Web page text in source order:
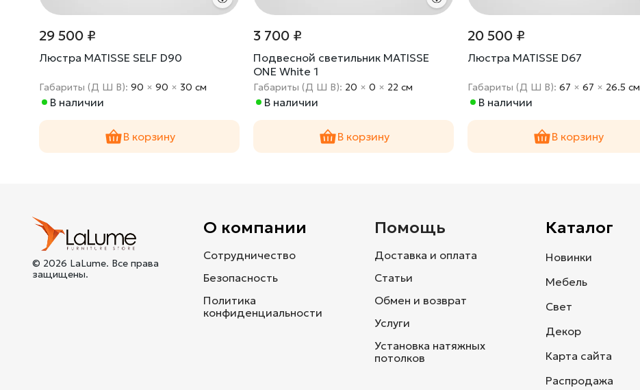
29 500 ₽
Люстра MATISSE SELF D90
Габариты (Д Ш В):90 ×90 × 30 cм
В наличии
В корзину
3 700 ₽
Подвесной светильник MATISSE
ONE White 1
Габариты (Д Ш В): 20 ×0 × 22 cм
В наличии
В корзину
20 500 ₽
Люстра MATISSE D67
Габариты (Д Ш В):67 ×67 × 26.5 cм
В наличии
В корзину
© 2026 LaLume. Все права
защищены.
О компании
Сотрудничество
Безопасность
Политика
конфиденциальности
Помощь
Доставка и оплата
Статьи
Обмен и возврат
Услуги
Установка натяжных
потолков
Каталог
Новинки
Мебель
Свет
Декор
Карта сайта
Распродажа